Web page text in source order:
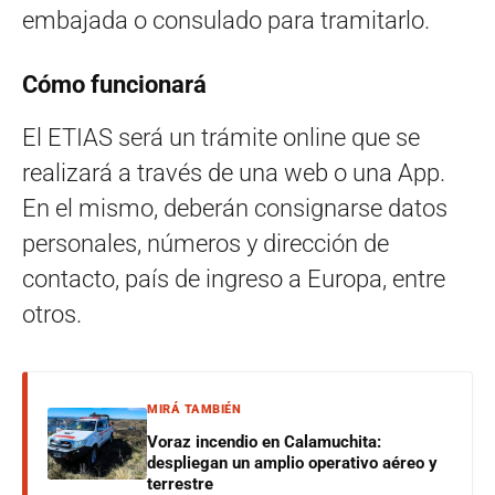
embajada o consulado para tramitarlo.
Cómo funcionará
El ETIAS será un trámite online que se
realizará a través de una web o una App.
En el mismo, deberán consignarse datos
personales, números y dirección de
contacto, país de ingreso a Europa, entre
otros.
MIRÁ TAMBIÉN
Voraz incendio en Calamuchita:
despliegan un amplio operativo aéreo y
terrestre